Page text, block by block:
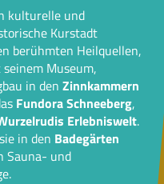
kulturelle und
Kurstadt
berühmten Heilquellen,
Museum,
in den Zinnkammern
Fundora Schneeberg,
Erlebniswelt.
in den Badegärten
Sauna- und